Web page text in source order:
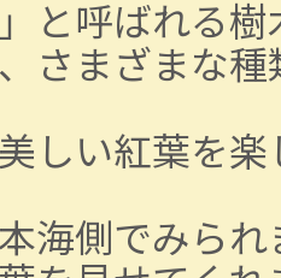
と呼ばれる
さまざまな
しい紅葉を
海側でみら